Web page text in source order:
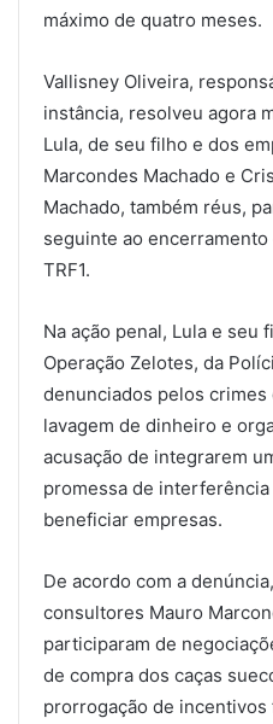
máximo de quatro meses.
Vallisney Oliveira,
instância, resolveu agora
Lula, de seu filho e dos
Marcondes Machado e
Machado, também réus,
seguinte ao
TRF1.
Na ação penal, Lula e seu
Operação Zelotes, da
denunciados pelos
lavagem de dinheiro e
acusação de integrarem
promessa de
beneficiar empresas.
De acordo com a
consultores Mauro
participaram de
de compra dos caças
prorrogação de incentivos